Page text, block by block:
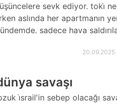
sevk ediyor. toki̇
aslında her apartmanın
sadece hava
20.09.2025
savaşı
i̇srail'in sebep olacağı